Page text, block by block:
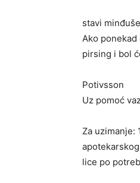
stavi minđuše
Ako
pirsing i bol
Potivsson
Uz pomoć
Za uzimanje:
lice po